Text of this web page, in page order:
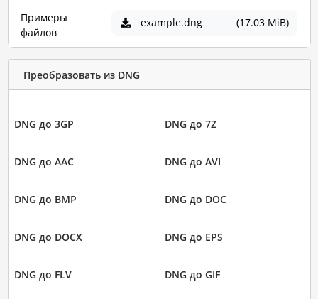
Примеры
файлов
example.dng (17.03 MiB)
Преобразовать из DNG
DNG до 3GP DNG до 7Z
DNG до AAC DNG до AVI
DNG до BMP DNG до DOC
DNG до DOCX DNG до EPS
DNG до FLV DNG до GIF